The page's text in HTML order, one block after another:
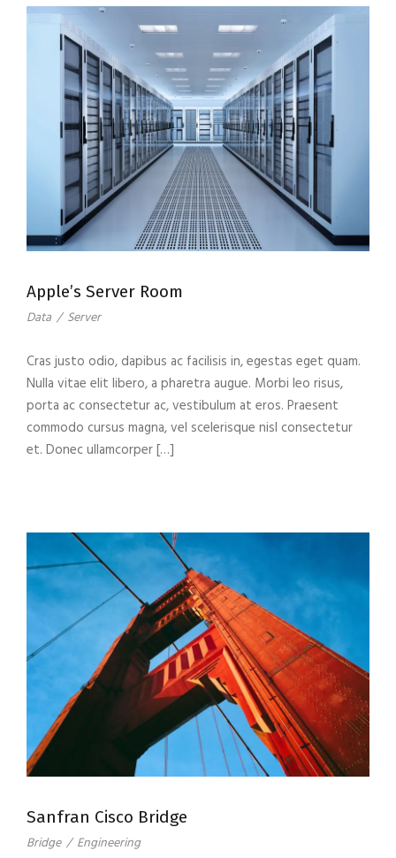
Apple’s Server Room
Data / Server
Cras justo odio, dapibus ac facilisis in, egestas eget quam.
Nulla vitae elit libero, a pharetra augue. Morbi leo risus,
porta ac consectetur ac, vestibulum at eros. Praesent
commodo cursus magna, vel scelerisque nisl consectetur
et. Donec ullamcorper […]
Sanfran Cisco Bridge
Bridge / Engineering